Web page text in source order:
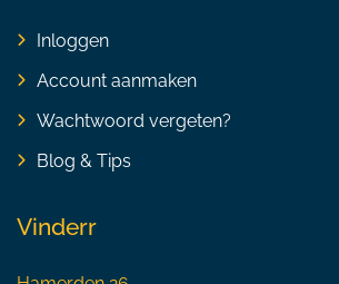
Inloggen
Account aanmaken
Wachtwoord vergeten?
Blog & Tips
Vinderr